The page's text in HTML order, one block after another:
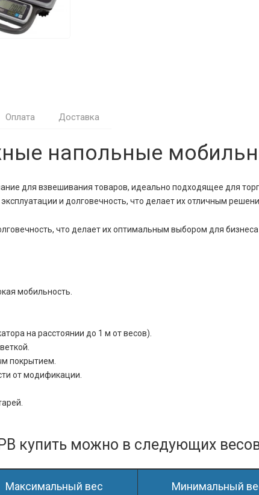
Оплата Доставка
напольные
для взвешивания товаров, идеально подходящее для
и долговечность, что делает их отличным
что делает их оптимальным выбором для
мобильность.
на расстоянии до 1 м от весов).
покрытием.
от модификации.
купить можно в следующих
Максимальный вес Минимальный